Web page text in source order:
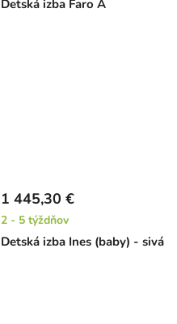
Detská izba Faro A
Detská izba Ines (baby) - sivá
1 445,30 €
2 - 5 týždňov